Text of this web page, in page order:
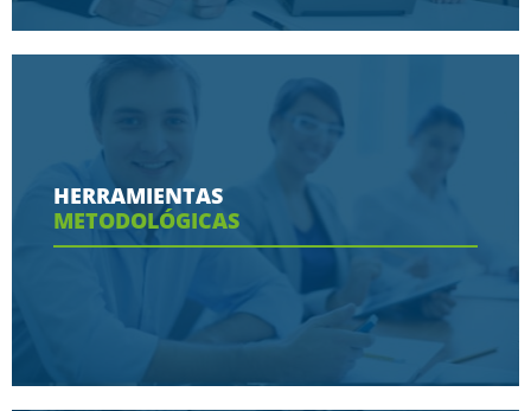
Conoce aquí las razones porque nos eligen
Ver más
HERRAMIENTAS
METODOLÓGICAS